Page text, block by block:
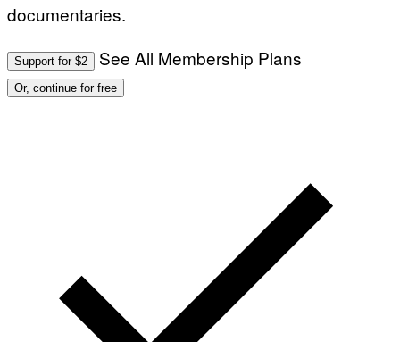
documentaries.
Support for $2 See All Membership Plans
Or, continue for free